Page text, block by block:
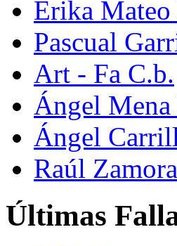
Erika
Pascual
Art - Fa C.b.
Ángel
Ángel
Raúl
Últimas